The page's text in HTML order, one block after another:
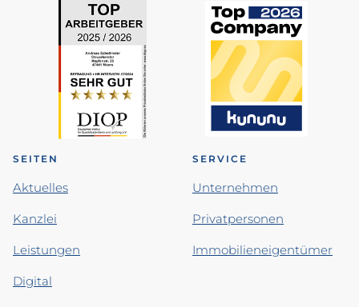
SEITEN
Aktuelles
Kanzlei
Leistungen
Digital
SERVICE
Unternehmen
Privatpersonen
Immobilieneigentümer